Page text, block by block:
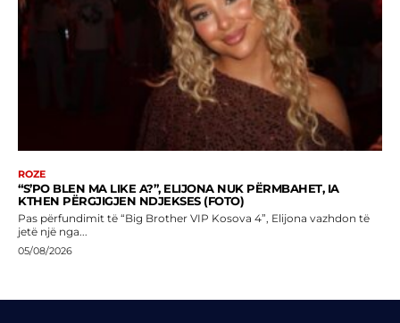
ROZE
“S’PO BLEN MA LIKE A?”, ELIJONA NUK PËRMBAHET, IA
KTHEN PËRGJIGJEN NDJEKSES (FOTO)
Pas përfundimit të “Big Brother VIP Kosova 4”, Elijona vazhdon të
jetë një nga...
05/08/2026